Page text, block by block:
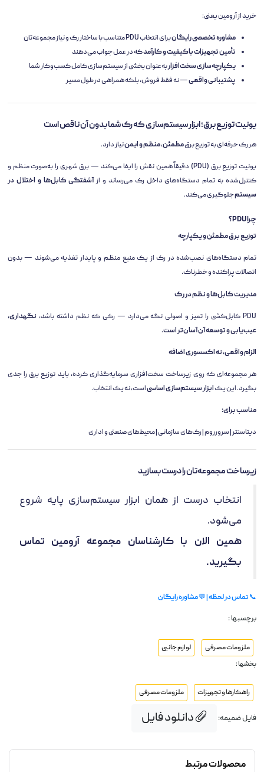
خرید از آرومین یعنی:
مشاوره تخصصی رایگانبرای انتخاب PDU متناسب با ساختار رک و نیاز مجموعه‌تان
تأمین تجهیزات باکیفیت و کارآمدکه در عمل جواب می‌دهند
یکپارچه‌سازی سخت‌افزاربه‌عنوان بخشی از سیستم‌سازی کامل کسب‌وکار شما
پشتیبانی واقعی— نه فقط فروش، بلکه همراهی در طول مسیر
یونیت توزیع برق؛ ابزار سیستم‌سازی که رک شما بدون آن ناقص است
هر رک حرفه‌ای به توزیع برقمطمئن، منظم و ایمننیاز دارد.
یونیت توزیع برق (PDU) دقیقاً همین نقش را ایفا می‌کند — برق شهری را به‌صورت منظم و
کنترل‌شده به تمام دستگاه‌های داخل رک می‌رساند و ازآشفتگی کابل‌ها و اختلال در
سیستمجلوگیری می‌کند.
چرا PDU؟
توزیع برق مطمئن و یکپارچه
تمام دستگاه‌های نصب‌شده در رک از یک منبع منظم و پایدار تغذیه می‌شوند — بدون
اتصالات پراکنده و خطرناک.
مدیریت کابل‌ها و نظم در رک
PDU کابل‌کشی را تمیز و اصولی نگه می‌دارد — رکی که نظم داشته باشد،
نگهداری،
عیب‌یابی و توسعه آن آسان‌تر است.
الزام واقعی، نه اکسسوری اضافه
هر مجموعه‌ای که روی زیرساخت سخت‌افزاری سرمایه‌گذاری کرده، باید توزیع برق را جدی
بگیرد. این یکابزار سیستم‌سازی اساسیاست، نه یک انتخاب.
مناسب برای:
دیتاسنتر | سرورروم | رک‌های سازمانی | محیط‌های صنعتی و اداری
زیرساخت مجموعه‌تان را درست بسازید
انتخاب درست از همان ابزار سیستم‌سازی پایه شروع
می‌شود.
همین الان با کارشناسان مجموعه آرومین تماس
بگیرید.
📞تماس در لحظه| 💬مشاوره رایگان
برچسبها :
ملزومات مصرفی
لوازم جانبی
بخشها :
راهکارها و تجهیزات ملزومات مصرفی
فایل ضمیمه: دانلود فایل
محصولات مرتبط